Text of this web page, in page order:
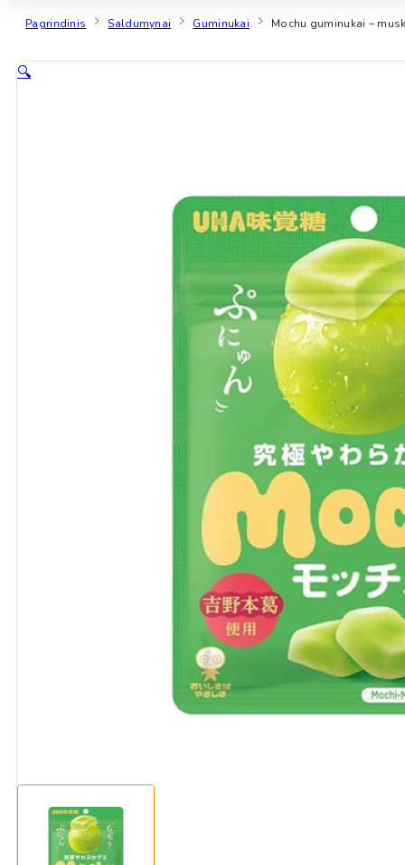
Pagrindinis Saldumynai Guminukai Mochu guminukai –
🔍